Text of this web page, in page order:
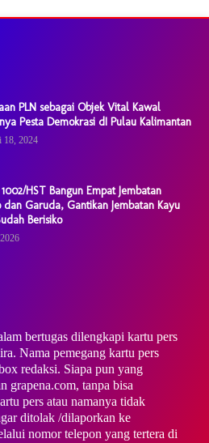
PLN sebagai Objek Vital Kawal
Pesta Demokrasi dI Pulau Kalimantan
18, 2024
HST Bangun Empat Jembatan
Garuda, Gantikan Jembatan Kayu
Berisiko
bertugas dilengkapi kartu pers
Nama pemegang kartu pers
redaksi. Siapa pun yang
grapena.com, tanpa bisa
pers atau namanya tidak
ditolak /dilaporkan ke
nomor telepon yang tertera di